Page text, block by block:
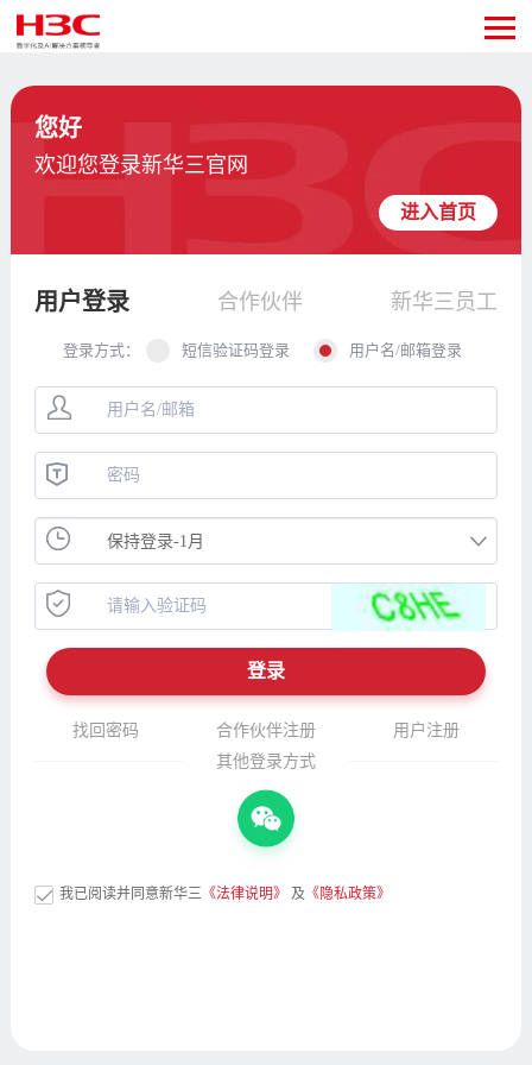
您好
欢迎您登录新华三官网
进入首页
用户登录 合作伙伴 新华三员工
登录方式： 短信验证码登录 用户名/邮箱登录
找回密码 合作伙伴注册
用户注册
其他登录方式
我已阅读并同意新华三《法律说明》 及 《隐私政策》